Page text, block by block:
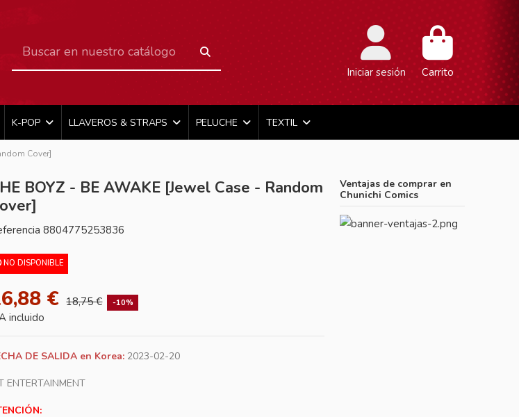
Iniciar sesión Carrito
K-POP LLAVEROS & STRAPS PELUCHE TEXTIL
Cover]
BOYZ - BE AWAKE [Jewel Case - Random
8804775253836
NO DISPONIBLE
€ 18,75 € -10%
incluido
DE SALIDA en Korea: 2023-02-20
ENTERTAINMENT
Ventajas de comprar en
Chunichi Comics